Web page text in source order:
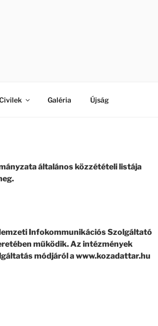
Galéria Újság
általános közzétételi listája
Infokommunikációs Szolgáltató
működik. Az intézmények
módjáról a www.kozadattar.hu